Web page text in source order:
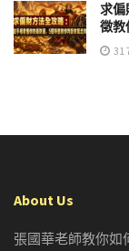
求偏
徵教
31
About Us
張國華老師教你如